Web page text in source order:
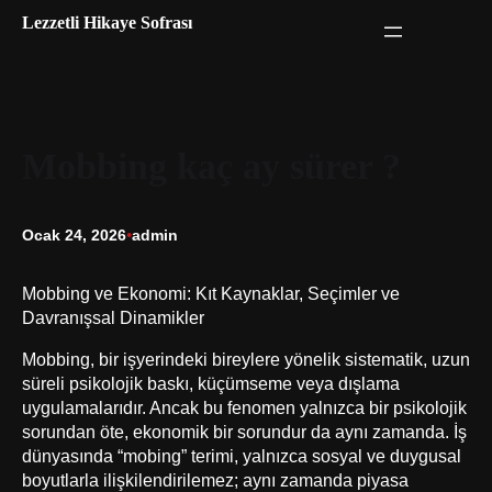
Lezzetli Hikaye Sofrası
Ocak 24, 2026•admin
Mobbing ve Ekonomi: Kıt Kaynaklar, Seçimler ve
Davranışsal Dinamikler
Mobbing, bir işyerindeki bireylere yönelik sistematik, uzun
süreli psikolojik baskı, küçümseme veya dışlama
uygulamalarıdır. Ancak bu fenomen yalnızca bir psikolojik
sorundan öte, ekonomik bir sorundur da aynı zamanda. İş
dünyasında “mobing” terimi, yalnızca sosyal ve duygusal
boyutlarla ilişkilendirilemez; aynı zamanda piyasa